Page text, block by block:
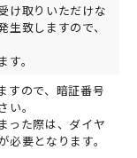
け取りいただけな
致しますので、
。
すので、暗証番号
。
った際は、ダイヤ
要となります。